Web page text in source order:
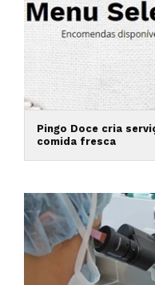
Pingo Doce cria
comida fresca